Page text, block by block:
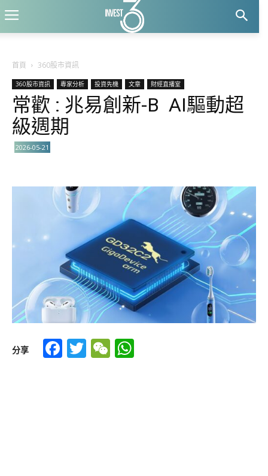
首頁 360股市資訊
360股市資訊 專家分析 投資先機 文章 財經直播室
常歡 : 兆易創新-B AI驅動超
級週期
2026-05-21
分享 Facebook
TwitterWeChat